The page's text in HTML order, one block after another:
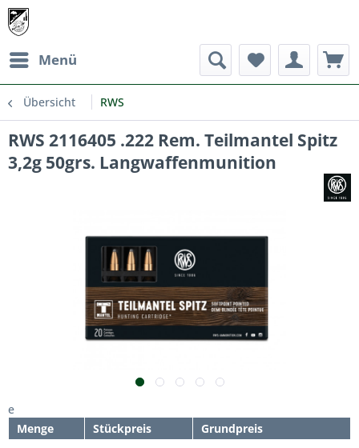
Menü
Übersicht RWS
RWS 2116405 .222 Rem. Teilmantel Spitz
3,2g 50grs. Langwaffenmunition
e
Menge
Stückpreis
Grundpreis